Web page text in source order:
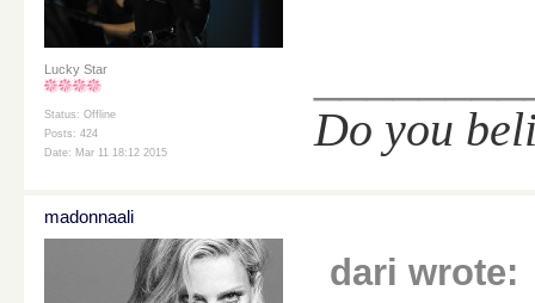
Lucky Star
Status: Offline
Posts: 424
Date: Mar 11 18:12 2015
Do you
madonnaali
dari wrote: